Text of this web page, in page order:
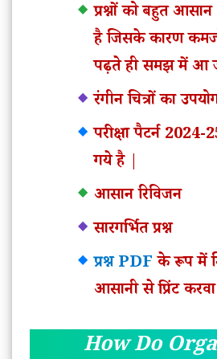
प्रश्नों को बहुत
है जिसके कारण
पढ़ते ही समझ में आ
रंगीन चित्रों का
परीक्षा पैटर्न
गये है |
आसान रिविजन
सारगर्भित प्रश्न
प्रश्न PDFके रूप में
आसानी से प्रिंट
How Do